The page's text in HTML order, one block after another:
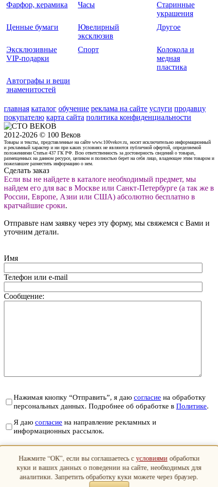
Фарфор, керамика
Часы
Старинные
украшения
Ценные бумаги
Ювелирный
эксклюзив
Другое
Эксклюзивные
VIP-подарки
Спорт
Колокола и
медная
пластика
Автографы и вещи
знаменитостей
главная каталог обучение реклама на сайте услуги продавцу
покупателю карта сайта политика конфиденциальности
2012-2026 © 100 Веков
Товары и тексты, представленные на сайте www.100vekov.ru, носят исключительно информационный
и рекламный характер и ни при каких условиях не являются публичной офертой, определяемой
положениями Статьи 437 ГК РФ. Всю ответственность за достоверность сведений о товарах,
размещенных на данном ресурсе, целиком и полностью берет на себя лицо, владеющее этим товаром и
пожелавшее разместить информацию о нем.
Сделать заказ
Если вы не найдете в каталоге необходимый предмет, мы
найдем его для вас в Москве или Санкт-Петербурге (а так же в
России, Европе, Азии или США) абсолютно бесплатно в
кратчайшие сроки.
Отправьте нам заявку через эту форму, мы свяжемся с Вами и
уточним детали.
Имя
Телефон или e-mail
Сообщение:
Нажимая кнопку “Отправить”, я даю согласие на обработку
персональных данных. Подробнее об обработке в Политике.
Я даю согласие на направление рекламных и
информационных рассылок.
Отправить
Закрыть
Нажмите “ОК”, если вы соглашаетесь сусловиями обработки
куки и ваших данных о поведении на сайте, необходимых для
аналитики. Запретить обработку куки можете через браузер.